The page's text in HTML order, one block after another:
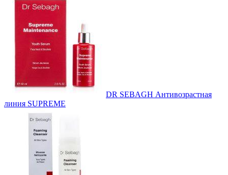
DR SEBAGH Антивозрастная
линия SUPREME